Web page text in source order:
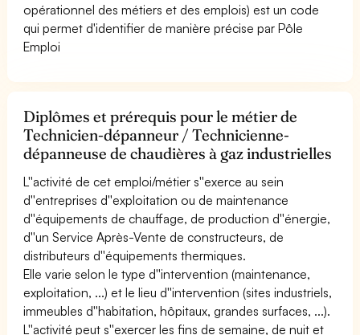
opérationnel des métiers et des emplois) est un code
qui permet d'identifier de manière précise par Pôle
Emploi
Diplômes et prérequis pour le métier de
Technicien-dépanneur / Technicienne-
dépanneuse de chaudières à gaz industrielles
L''activité de cet emploi/métier s''exerce au sein
d''entreprises d''exploitation ou de maintenance
d''équipements de chauffage, de production d''énergie,
d''un Service Après-Vente de constructeurs, de
distributeurs d''équipements thermiques.
Elle varie selon le type d''intervention (maintenance,
exploitation, ...) et le lieu d''intervention (sites industriels,
immeubles d''habitation, hôpitaux, grandes surfaces, ...).
L''activité peut s''exercer les fins de semaine, de nuit et